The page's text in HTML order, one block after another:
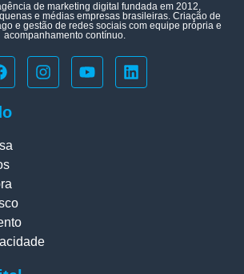
de marketing digital fundada em 2012,
e médias empresas brasileiras. Criação de
e gestão de redes sociais com equipe própria e
acompanhamento contínuo.